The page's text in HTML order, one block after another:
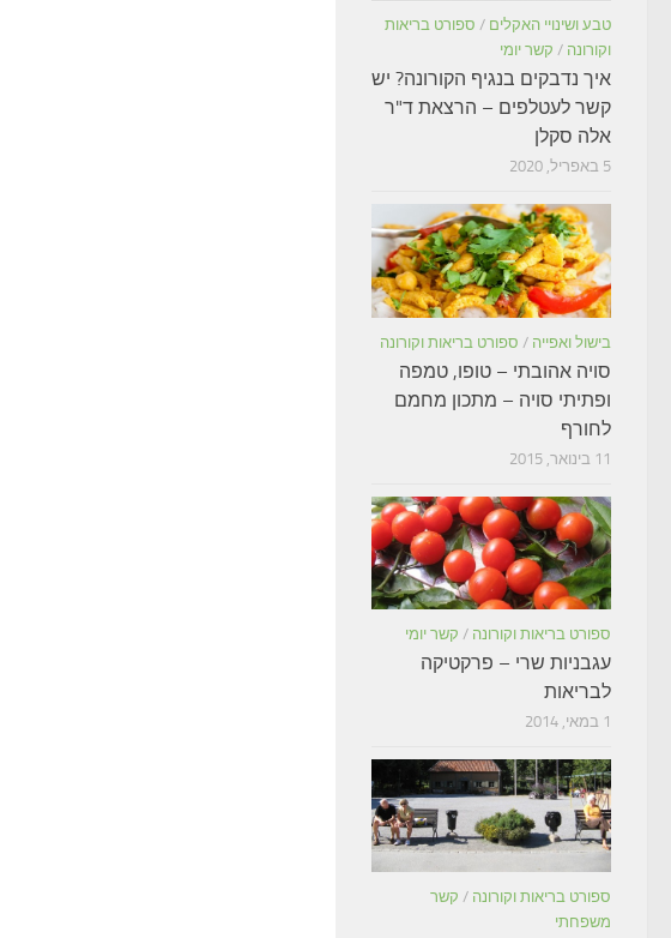
טבע ושינויי האקלים / ספורט בריאות
וקורונה / קשר יומי
איך נדבקים בנגיף הקורונה? יש
קשר לעטלפים – הרצאת ד"ר
אלה סקלן
5 באפריל, 2020
בישול ואפייה / ספורט בריאות וקורונה
סויה אהובתי – טופו, טמפה
ופתיתי סויה – מתכון מחמם
לחורף
11 בינואר, 2015
ספורט בריאות וקורונה / קשר יומי
עגבניות שרי – פרקטיקה
לבריאות
1 במאי, 2014
ספורט בריאות וקורונה / קשר
משפחתי